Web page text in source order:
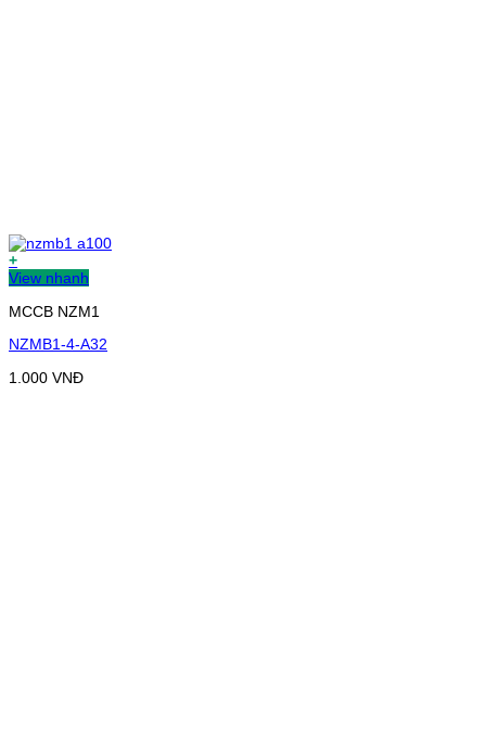
+
View nhanh
MCCB NZM1
NZMB1-4-A32
1.000 VNĐ